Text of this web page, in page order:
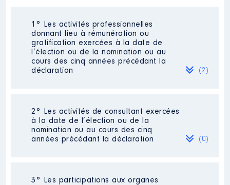
1° Les activités professionnelles
donnant lieu à rémunération ou
gratification exercées à la date de
l’élection ou de la nomination ou au
cours des cinq années précédant la
déclaration
(2)
Description : DRH
Employeur: REM SICOCONEX │
De : 10/2016 à 03/2018
2° Les activités de consultant exercées
à la date de l’élection ou de la
nomination ou au cours des cinq
années précédant la déclaration
(0)
Néant
3° Les participations aux organes